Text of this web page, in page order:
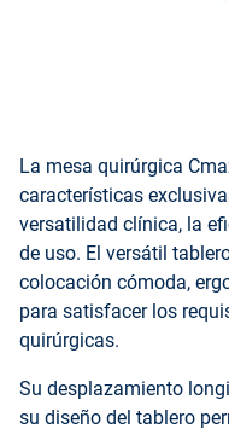
La mesa quirúrgica
características
versatilidad clínica, la
de uso. El versátil
colocación cómoda,
para satisfacer los
quirúrgicas.
Su desplazamiento
su diseño del tablero